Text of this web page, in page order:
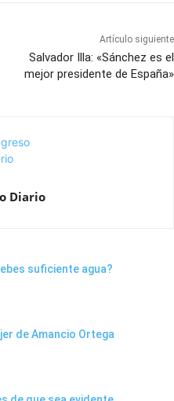
Artículo siguiente
Salvador Illa: «Sánchez es el
mejor presidente de España»
Diario
suficiente agua?
de Amancio Ortega